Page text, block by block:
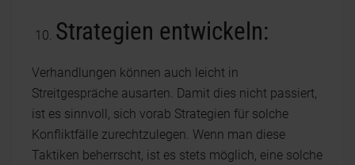
Strategien entwickeln:
Verhandlungen können auch leicht in
Streitgespräche ausarten. Damit dies nicht passiert,
ist es sinnvoll, sich vorab Strategien für solche
Konfliktfälle zurechtzulegen. Wenn man diese
Taktiken beherrscht, ist es stets möglich, eine solche